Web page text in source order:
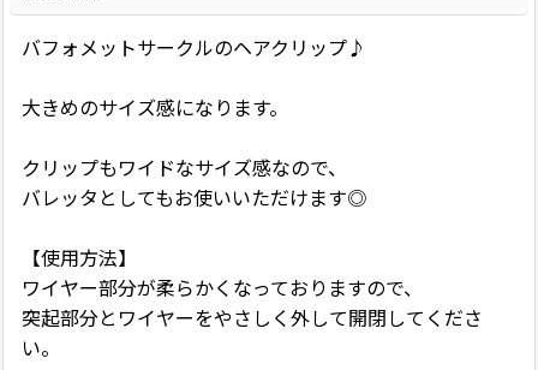
バフォメットサークルのヘアクリップ♪
大きめのサイズ感になります。
クリップもワイドなサイズ感なので、
バレッタとしてもお使いいただけます◎
【使用方法】
ワイヤー部分が柔らかくなっておりますので、
突起部分とワイヤーをやさしく外して開閉してくださ
い。